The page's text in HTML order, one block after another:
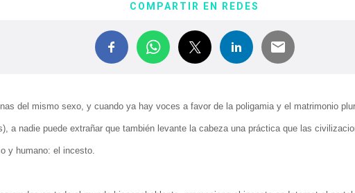
COMPARTIR EN REDES
del mismo sexo, y cuando ya hay voces a favor de la poligamia y el matrimonio
a nadie puede extrañar que también levante la cabeza una práctica que las
y humano: el incesto.